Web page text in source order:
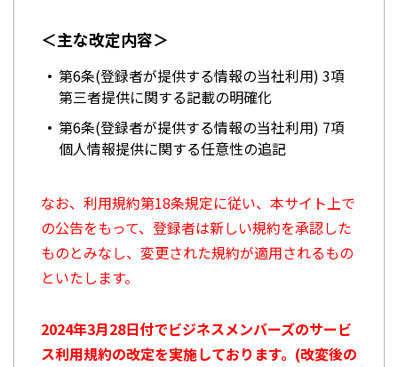
＜主な改定内容＞
第6条(登録者が提供する情報の当社利用) 3項
第三者提供に関する記載の明確化
第6条(登録者が提供する情報の当社利用) 7項
個人情報提供に関する任意性の追記
なお、利用規約第18条規定に従い、本サイト上で
の公告をもって、登録者は新しい規約を承認した
ものとみなし、変更された規約が適用されるもの
といたします。
2024年3月28日付でビジネスメンバーズのサービ
ス利用規約の改定を実施しております。(改変後の